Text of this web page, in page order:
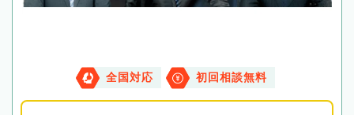
全国対応 初回相談無料